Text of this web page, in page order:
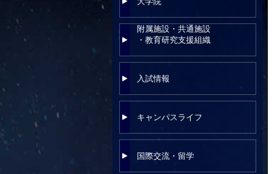
附属施設・共通施設
・教育研究支援組織
入試情報
キャンパスライフ
国際交流・留学